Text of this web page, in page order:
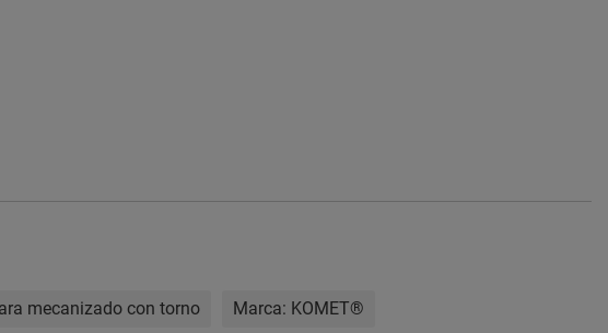
mecanizado con torno Marca: KOMET®